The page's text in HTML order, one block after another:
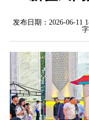
发布日期：2026-06-11